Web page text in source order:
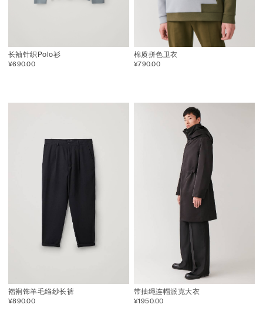
长袖针织Polo衫
¥690.00
棉质拼色卫衣
¥790.00
褶裥饰羊毛绉纱长裤
¥890.00
带抽绳连帽派克大衣
¥1950.00